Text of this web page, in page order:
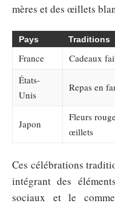
mères et des œillets
Pays Traditions
France
Cadeaux
États-
Unis
Repas en
Japon
Fleurs
œillets
Ces célébrations
intégrant des
sociaux et le